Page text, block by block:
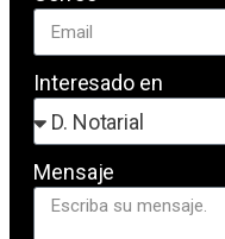
Interesado en
Mensaje